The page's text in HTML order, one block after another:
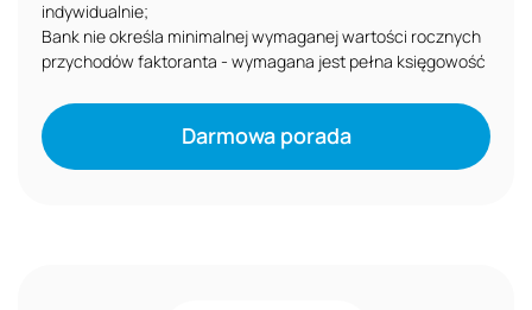
indywidualnie;
Bank nie określa minimalnej wymaganej wartości rocznych
przychodów faktoranta - wymagana jest pełna księgowość
Darmowa porada